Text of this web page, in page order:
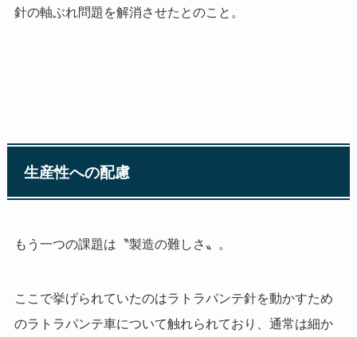
針の軸ぶれ問題を解消させたとのこと。
生産性への配慮
もう一つの課題は〝製造の難しさ〟。
ここで挙げられていたのはラトラパンテ針を動かすため
のラトラパンテ車について触れられており、通常は細か